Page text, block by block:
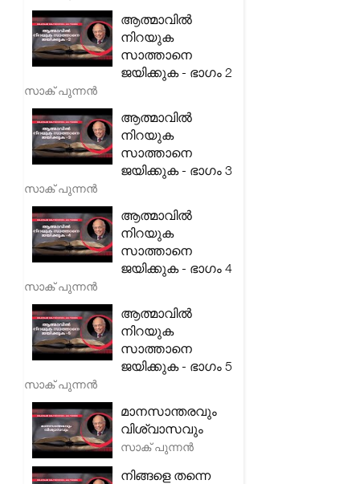
ആത്മാവിൽ
നിറയുക
സാത്താനെ
ജയിക്കുക - ഭാഗം 2
സാക് പുന്നൻ
ആത്മാവിൽ
നിറയുക
സാത്താനെ
ജയിക്കുക - ഭാഗം 3
സാക് പുന്നൻ
ആത്മാവിൽ
നിറയുക
സാത്താനെ
ജയിക്കുക - ഭാഗം 4
സാക് പുന്നൻ
ആത്മാവിൽ
നിറയുക
സാത്താനെ
ജയിക്കുക - ഭാഗം 5
സാക് പുന്നൻ
മാനസാന്തരവും
വിശ്വാസവും
സാക് പുന്നൻ
നിങ്ങളെ തന്നെ